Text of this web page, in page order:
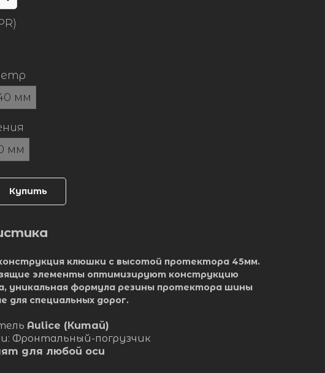
мм
мм
Купить
клюшки с высотой протектора 45мм.
элементы оптимизируют конструкцию
уникальная формула резины протектора шины
для специальных дорог.
Aulice (Китай)
Фронтальный-погрузчик
для любой оси